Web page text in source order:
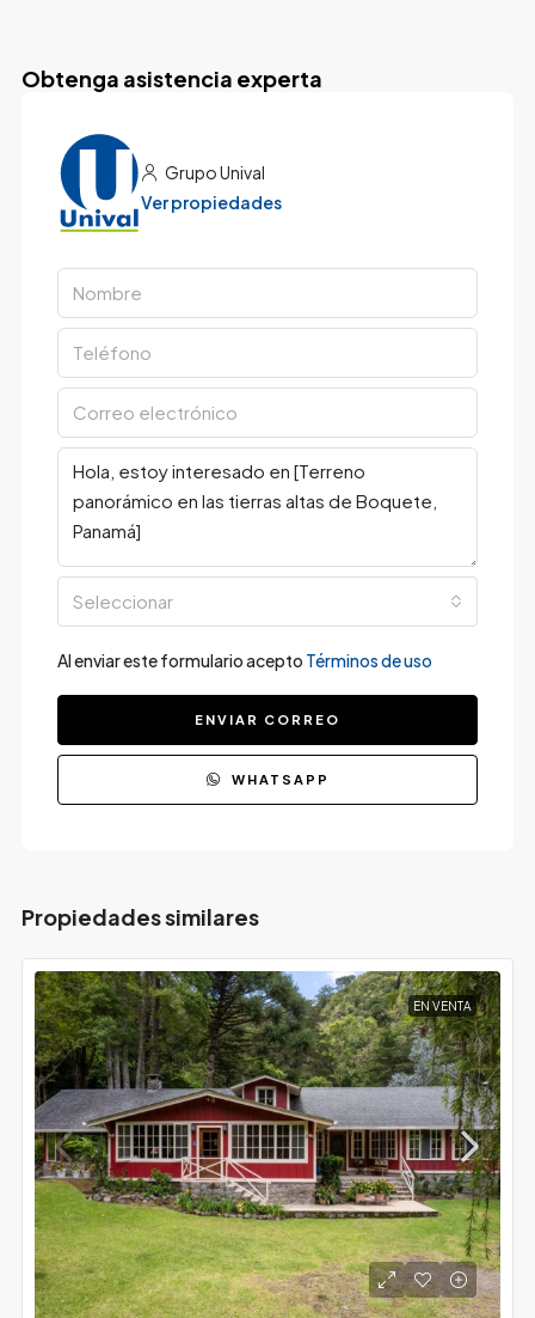
Obtenga asistencia experta
Grupo Unival
Ver propiedades
Seleccionar
Al enviar este formulario acepto Términos de uso
ENVIAR CORREO
WHATSAPP
Propiedades similares
EN VENTA